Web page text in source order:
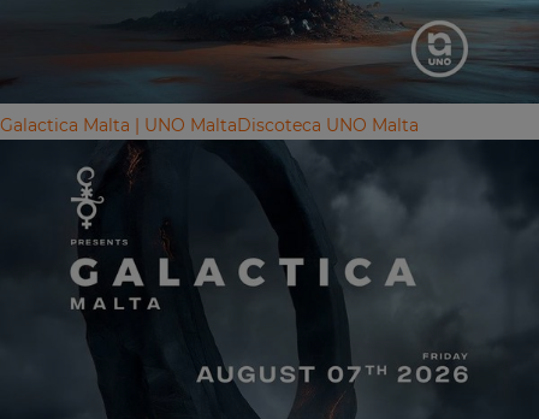
Galactica Malta | UNO MaltaDiscoteca UNO Malta